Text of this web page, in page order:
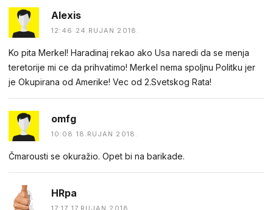
Alexis
12:46 24.RUJAN 2018.
Ko pita Merkel! Haradinaj rekao ako Usa naredi da se menja
teretorije mi ce da prihvatimo! Merkel nema spoljnu Politku jer
je Okupirana od Amerike! Vec od 2.Svetskog Rata!
omfg
10:08 18.RUJAN 2018.
Čmarousti se okuražio. Opet bi na barikade.
HRpa
17:17 17.RUJAN 2018.